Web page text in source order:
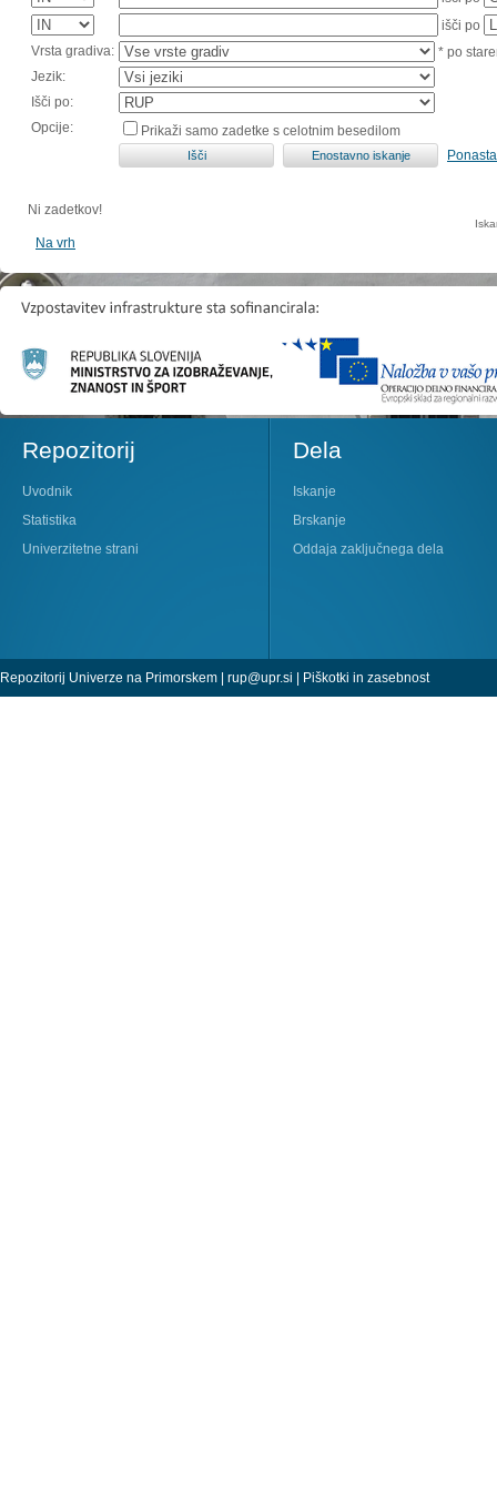
išči po
Vrsta gradiva:
* po
Jezik:
Išči po:
Opcije:
Prikaži samo zadetke s celotnim besedilom
Ni zadetkov!
Na vrh
Repozitorij
Uvodnik
Statistika
Univerzitetne strani
Dela
Iskanje
Brskanje
Oddaja zaključnega dela
Repozitorij Univerze na Primorskem | rup@upr.si | Piškotki in zasebnost